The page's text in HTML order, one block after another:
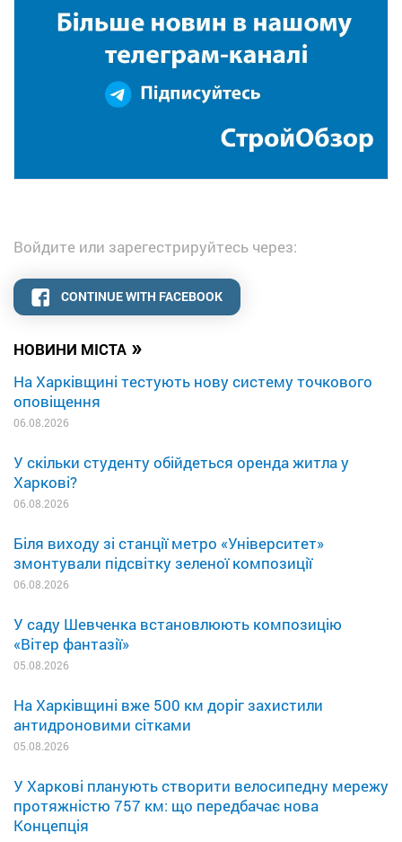
НОВИНИ МІСТА »
На Харківщині тестують нову систему точкового
оповіщення
06.08.2026
У скільки студенту обійдеться оренда житла у
Харкові?
06.08.2026
Біля виходу зі станції метро «Університет»
змонтували підсвітку зеленої композиції
06.08.2026
У саду Шевченка встановлюють композицію
«Вітер фантазії»
05.08.2026
На Харківщині вже 500 км доріг захистили
антидроновими сітками
05.08.2026
У Харкові планують створити велосипедну мережу
протяжністю 757 км: що передбачає нова
Концепція
Войдите или зарегестрируйтесь через:
CONTINUE WITH FACEBOOK